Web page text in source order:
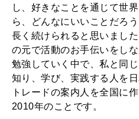
し、好きなことを通じて世
ら、どんなにいいことだろ
長く続けられると思いまし
の元で活動のお手伝いをし
勉強していく中で、私と同
知り、学び、実践する人を
トレードの案内人を全国に
2010年のことです。